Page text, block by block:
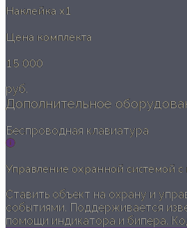
Наклейка x1
Цена комплекта
15 000
руб.
Дополнительное
Беспроводная клавиатура
Управление охранной системой
Ставить объект на охрану и
событиями. Поддерживается
помощи индикатора и бипера.